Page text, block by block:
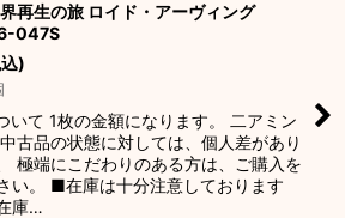
界再生の旅 ロイド・アーヴィング
047S
)
いて 1枚の金額になります。 二アミン
古品の状態に対しては、個人差があり
極端にこだわりのある方は、ご購入を
い。 ■在庫は十分注意しております
庫…